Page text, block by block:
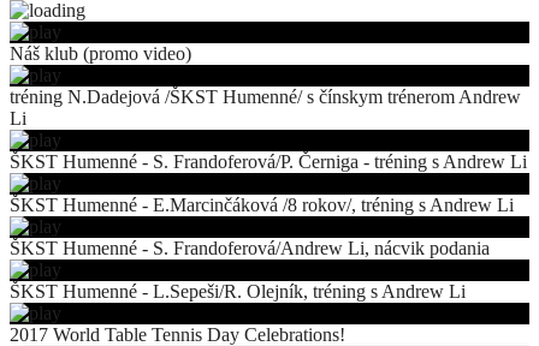
Náš klub (promo video)
tréning N.Dadejová /ŠKST Humenné/ s čínskym trénerom Andrew
Li
ŠKST Humenné - S. Frandoferová/P. Černiga - tréning s Andrew Li
ŠKST Humenné - E.Marcinčáková /8 rokov/, tréning s Andrew Li
ŠKST Humenné - S. Frandoferová/Andrew Li, nácvik podania
ŠKST Humenné - L.Sepeši/R. Olejník, tréning s Andrew Li
2017 World Table Tennis Day Celebrations!